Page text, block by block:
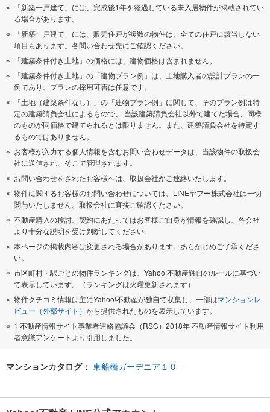
「新築一戸建て」には、完成後1年を経過している未入居物件が掲載されてい
る場合があります。
「新築一戸建て」には、販売住戸が複数の物件は、全ての住戸に該当しない
項目もあります。各問い合わせ先にご確認ください。
「建築条件付き土地」の価格には、建物価格は含まれません。
「建築条件付き土地」の「建物プラン例」は、土地購入者の設計プランの一
例であり、プランの採用可否は任意です。
「土地（建築条件なし）」の「建物プラン例」に関して、そのプラン例は特
定の建築請負会社によるもので、 当該建築請負会社以外で建てた場合、同様
のものが同価格で建てられるとは限りません。また、建築請負会社を特定す
るものではありません。
お客様が入力する個人情報を含むお問い合わせデータは、当該物件の取扱会
社に送信され、そこで管理されます。
お問い合わせをされたお客様へは、取扱会社がご連絡いたします。
物件に関するお客様のお問い合わせについては、LINEヤフー株式会社は一切
関与いたしません。取扱会社に直接ご確認ください。
不動産購入の検討、契約にあたってはお客様ご自身が情報を確認し、各会社
より十分な説明を受け判断してください。
本ページの掲載内容は変更される場合があります。あらかじめご了承くださ
い。
市区町村・駅ごとの物件ランキングは、Yahoo!不動産独自のルールに基づい
て表示しています。（ランキングは火曜更新されます）
物件クチコミ情報は主にYahoo!不動産が独自で収集し、一部はマンションレ
ビュー（外部サイト） から提供されたものを表示しています。
1 不動産情報サイト事業者連絡協議会（RSC）2018年 不動産情報サイト利用
者意識アンケートより引用しました。
マンションカタログ： 東船橋ガーデニア１０